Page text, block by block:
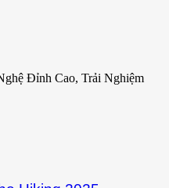
Đỉnh Cao, Trải Nghiệm